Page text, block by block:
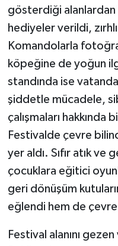
gösterdiği
hediyeler verildi,
Komandolarla
köpeğine de yoğun
standında ise
şiddetle mücadele,
çalışmaları hakkında
Festivalde çevre
yer aldı. Sıfır atık ve
çocuklara eğitici
geri dönüşüm
eğlendi hem de
Festival alanını